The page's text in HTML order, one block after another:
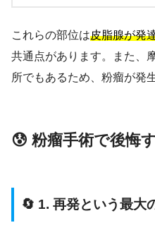
これらの部位は皮脂腺が発
共通点があります。また、
所でもあるため、粉瘤が発
😰 粉瘤手術で後悔
🔄 1. 再発という最大